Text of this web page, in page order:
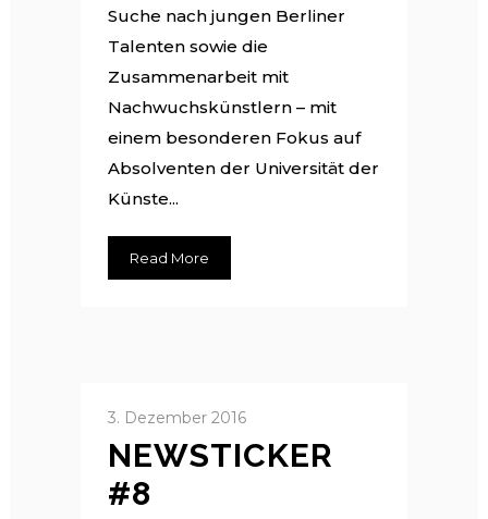
Suche nach jungen Berliner
Talenten sowie die
Zusammenarbeit mit
Nachwuchskünstlern – mit
einem besonderen Fokus auf
Absolventen der Universität der
Künste...
Read More
3. Dezember 2016
NEWSTICKER
#8